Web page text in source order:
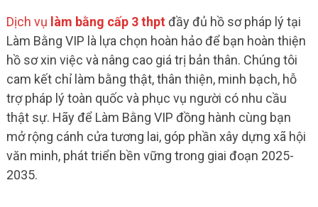
Dịch vụ làm bằng cấp 3 thpt đầy đủ hồ sơ pháp lý tại
Làm Bằng VIP là lựa chọn hoàn hảo để bạn hoàn thiện
hồ sơ xin việc và nâng cao giá trị bản thân. Chúng tôi
cam kết chỉ làm bằng thật, thân thiện, minh bạch, hỗ
trợ pháp lý toàn quốc và phục vụ người có nhu cầu
thật sự. Hãy để Làm Bằng VIP đồng hành cùng bạn
mở rộng cánh cửa tương lai, góp phần xây dựng xã hội
văn minh, phát triển bền vững trong giai đoạn 2025-
2035.